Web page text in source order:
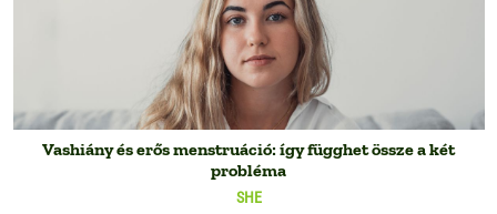
SHE
Vashiány és erős menstruáció: így függhet össze a két
probléma